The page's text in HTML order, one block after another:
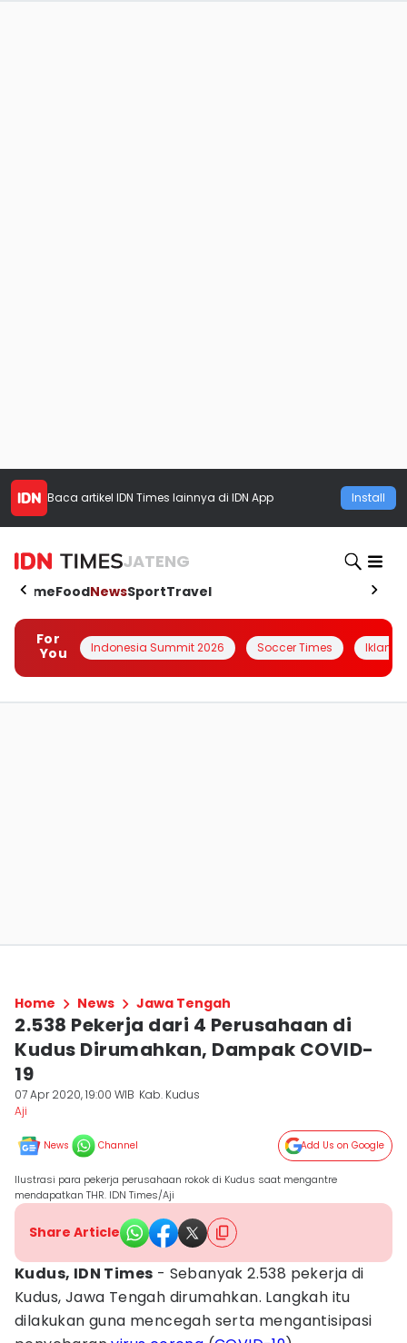
Baca artikel IDN Times lainnya di IDN App Install
JATENG
HomeFoodNewsSportTravel
For
You
Indonesia Summit 2026 Soccer Times Iklanin
Home News Jawa Tengah
2.538 Pekerja dari 4 Perusahaan di
Kudus Dirumahkan, Dampak COVID-
19
07 Apr 2020, 19:00 WIB Kab. Kudus
Aji
News Channel Add Us on Google
Ilustrasi para pekerja perusahaan rokok di Kudus saat mengantre
mendapatkan THR. IDN Times/Aji
Share Article
Kudus, IDN Times - Sebanyak 2.538 pekerja di
Kudus, Jawa Tengah dirumahkan. Langkah itu
dilakukan guna mencegah serta mengantisipasi